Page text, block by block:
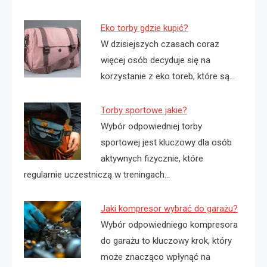
Eko torby gdzie kupić?
W dzisiejszych czasach coraz
więcej osób decyduje się na
korzystanie z eko toreb, które są…
Torby sportowe jakie?
Wybór odpowiedniej torby
sportowej jest kluczowy dla osób
aktywnych fizycznie, które
regularnie uczestniczą w treningach…
Jaki kompresor wybrać do garażu?
Wybór odpowiedniego kompresora
do garażu to kluczowy krok, który
może znacząco wpłynąć na